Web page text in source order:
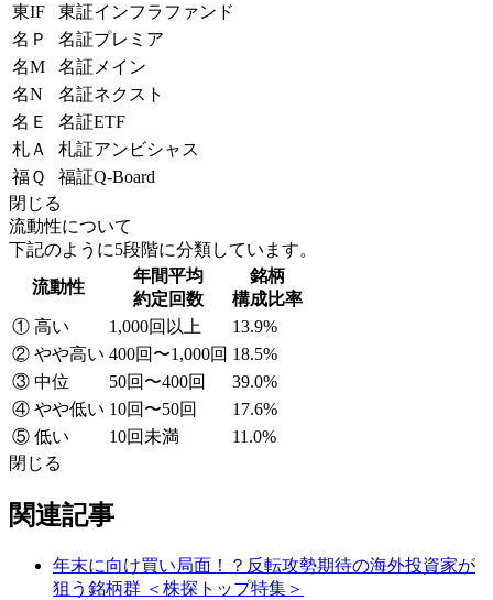
東IF
東証インフラファンド
名Ｐ
名証プレミア
名M
名証メイン
名N
名証ネクスト
名Ｅ
名証ETF
札Ａ
札証アンビシャス
福Ｑ
福証Q-Board
閉じる
流動性について
下記のように5段階に分類しています。
流動性
年間平均
約定回数
銘柄
構成比率
① 高い
1,000回以上
13.9%
② やや高い 400回〜1,000回 18.5%
③ 中位
50回〜400回
39.0%
④ やや低い 10回〜50回
17.6%
⑤ 低い
10回未満
11.0%
閉じる
関連記事
年末に向け買い局面！？反転攻勢期待の海外投資家が
狙う銘柄群 ＜株探トップ特集＞